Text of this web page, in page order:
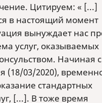
Цитируем: « [...]
в настоящий момент
вынуждает нас
услуг, оказываемых
Начиная с
(18/03/2020),
стандартных
[...]. В тоже время